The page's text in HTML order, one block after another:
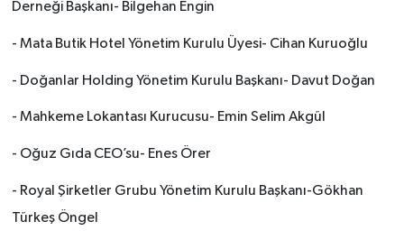
Derneği Başkanı- Bilgehan Engin
- Mata Butik Hotel Yönetim Kurulu Üyesi- Cihan Kuruoğlu
- Doğanlar Holding Yönetim Kurulu Başkanı- Davut Doğan
- Mahkeme Lokantası Kurucusu- Emin Selim Akgül
- Oğuz Gıda CEO’su- Enes Örer
- Royal Şirketler Grubu Yönetim Kurulu Başkanı-Gökhan
Türkeş Öngel